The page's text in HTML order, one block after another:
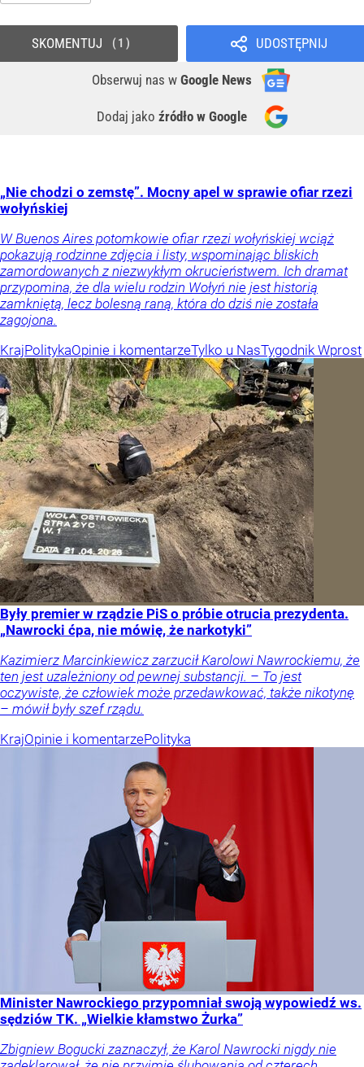
UDOSTĘPNIJ
Obserwuj nas w Google News
Dodaj jako źródło w Google
SKOMENTUJ 1
„Nie chodzi o zemstę”. Mocny apel w sprawie ofiar rzezi
wołyńskiej
W Buenos Aires potomkowie ofiar rzezi wołyńskiej wciąż
pokazują rodzinne zdjęcia i listy, wspominając bliskich
zamordowanych z niezwykłym okrucieństwem. Ich dramat
przypomina, że dla wielu rodzin Wołyń nie jest historią
zamkniętą, lecz bolesną raną, która do dziś nie została
zagojona.
KrajPolitykaOpinie i komentarzeTylko u NasTygodnik Wprost
Były premier w rządzie PiS o próbie otrucia prezydenta.
„Nawrocki ćpa, nie mówię, że narkotyki”
Kazimierz Marcinkiewicz zarzucił Karolowi Nawrockiemu, że
ten jest uzależniony od pewnej substancji. – To jest
oczywiste, że człowiek może przedawkować, także nikotynę
– mówił były szef rządu.
KrajOpinie i komentarzePolityka
Minister Nawrockiego przypomniał swoją wypowiedź ws.
sędziów TK. „Wielkie kłamstwo Żurka”
Zbigniew Bogucki zaznaczył, że Karol Nawrocki nigdy nie